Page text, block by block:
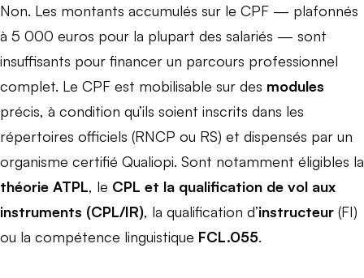
Non. Les montants accumulés sur le CPF — plafonnés
à 5 000 euros pour la plupart des salariés — sont
insuffisants pour financer un parcours professionnel
complet. Le CPF est mobilisable sur des modules
précis, à condition qu’ils soient inscrits dans les
répertoires officiels (RNCP ou RS) et dispensés par un
organisme certifié Qualiopi. Sont notamment éligibles la
théorie ATPL, le CPL et la qualification de vol aux
instruments (CPL/IR), la qualification d’instructeur (FI)
ou la compétence linguistique FCL.055.